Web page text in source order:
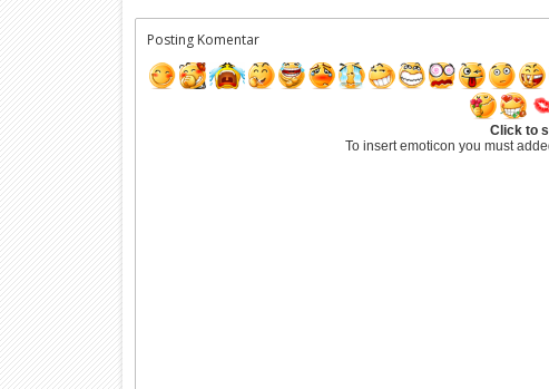
Posting Komentar
Click to
To insert emoticon you must